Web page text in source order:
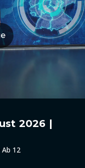
2026 |
Ab 12